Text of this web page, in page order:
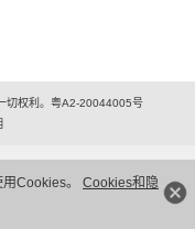
Cookies。 Cookies和隐
切权利。粤A2-20044005号